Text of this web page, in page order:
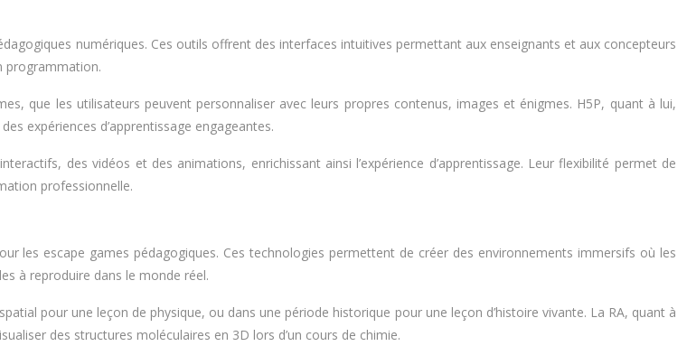
numériques. Ces outils offrent des interfaces intuitives permettant aux enseignants et aux concepteurs
programmation.
que les utilisateurs peuvent personnaliser avec leurs propres contenus, images et énigmes. H5P, quant à lui,
expériences d’apprentissage engageantes.
des vidéos et des animations, enrichissant ainsi l’expérience d’apprentissage. Leur flexibilité permet de
professionnelle.
les escape games pédagogiques. Ces technologies permettent de créer des environnements immersifs où les
à reproduire dans le monde réel.
pour une leçon de physique, ou dans une période historique pour une leçon d’histoire vivante. La RA, quant à
des structures moléculaires en 3D lors d’un cours de chimie.